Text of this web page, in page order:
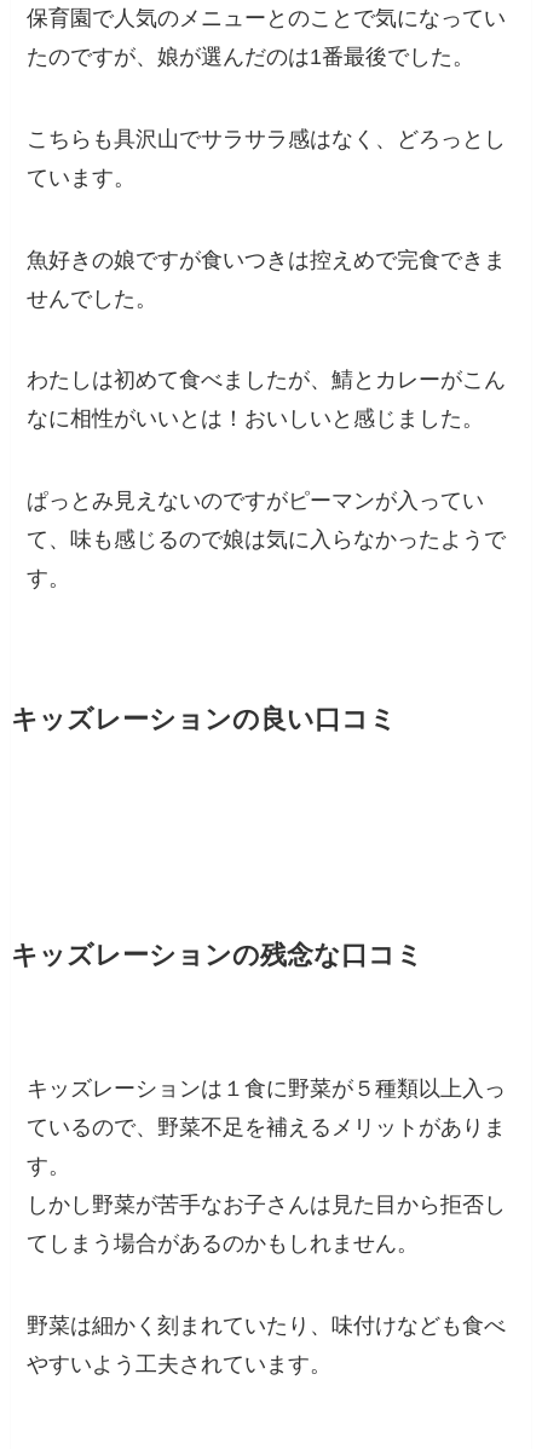
保育園で人気のメニューとのことで気になってい
たのですが、娘が選んだのは1番最後でした。
こちらも具沢山でサラサラ感はなく、どろっとし
ています。
魚好きの娘ですが食いつきは控えめで完食できま
せんでした。
わたしは初めて食べましたが、鯖とカレーがこん
なに相性がいいとは！おいしいと感じました。
ぱっとみ見えないのですがピーマンが入ってい
て、味も感じるので娘は気に入らなかったようで
す。
キッズレーションの良い口コミ
キッズレーションの残念な口コミ
キッズレーションは１食に野菜が５種類以上入っ
ているので、野菜不足を補えるメリットがありま
す。
しかし野菜が苦手なお子さんは見た目から拒否し
てしまう場合があるのかもしれません。
野菜は細かく刻まれていたり、味付けなども食べ
やすいよう工夫されています。